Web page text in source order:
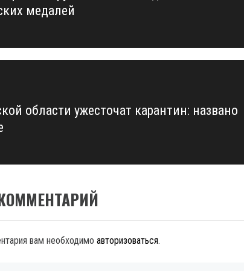
медалей
области ужесточат карантин: названо
вам необходимо авторизоваться.